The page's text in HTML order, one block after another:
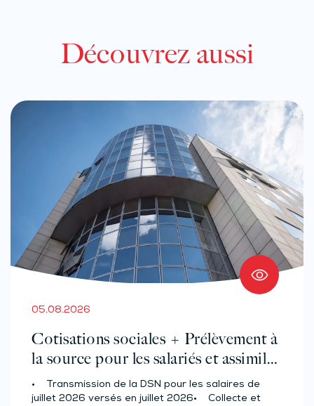
Découvrez aussi
05.08.2026
Cotisations sociales + Prélèvement à
la source pour les salariés et assimilés
(effectif d’au moins 50 salariés)
• Transmission de la DSN pour les salaires de
juillet 2026 versés en juillet 2026• Collecte et